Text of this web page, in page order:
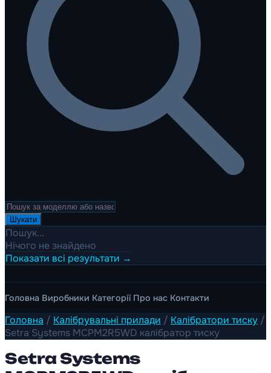
Шукати
Пошук...
Нічого не знайдено
Показати всі результати →
Головна Виробники Категорії Про нас Контакти
Головна / Калібрувальні прилади / Калібратори тиску /
Setra Systems MCPM2R5WD калібратор тиску
Setra Systems